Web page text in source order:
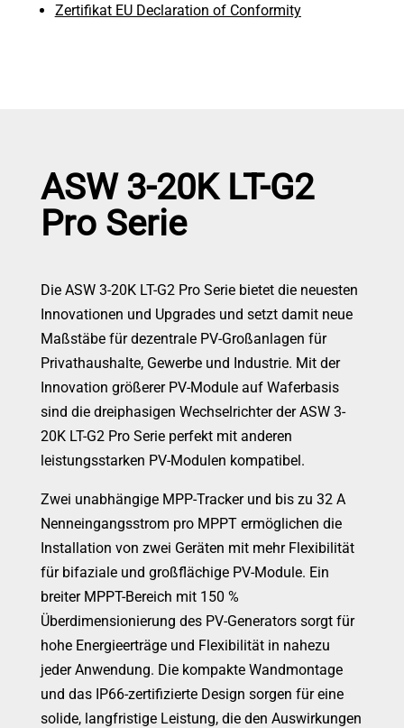
Zertifikat EU Declaration of Conformity
ASW 3-20K LT-G2
Pro Serie
Die ASW 3-20K LT-G2 Pro Serie bietet die neuesten
Innovationen und Upgrades und setzt damit neue
Maßstäbe für dezentrale PV-Großanlagen für
Privathaushalte, Gewerbe und Industrie. Mit der
Innovation größerer PV-Module auf Waferbasis
sind die dreiphasigen Wechselrichter der ASW 3-
20K LT-G2 Pro Serie perfekt mit anderen
leistungsstarken PV-Modulen kompatibel.
Zwei unabhängige MPP-Tracker und bis zu 32 A
Nenneingangsstrom pro MPPT ermöglichen die
Installation von zwei Geräten mit mehr Flexibilität
für bifaziale und großflächige PV-Module. Ein
breiter MPPT-Bereich mit 150 %
Überdimensionierung des PV-Generators sorgt für
hohe Energieerträge und Flexibilität in nahezu
jeder Anwendung. Die kompakte Wandmontage
und das IP66-zertifizierte Design sorgen für eine
solide, langfristige Leistung, die den Auswirkungen